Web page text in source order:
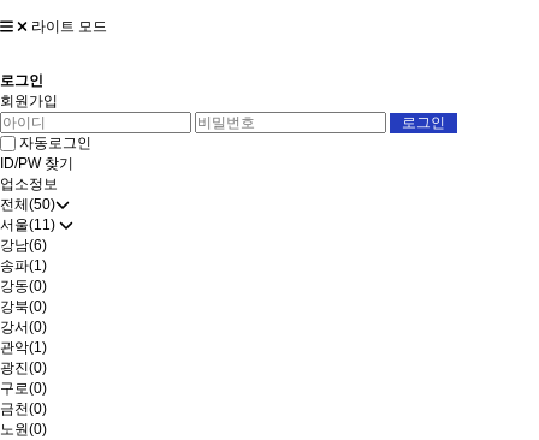
라이트 모드
로그인
회원가입
자동로그인
ID/PW 찾기
업소정보
전체(50)
서울(11)
강남(6)
송파(1)
강동(0)
강북(0)
강서(0)
관악(1)
광진(0)
구로(0)
금천(0)
노원(0)